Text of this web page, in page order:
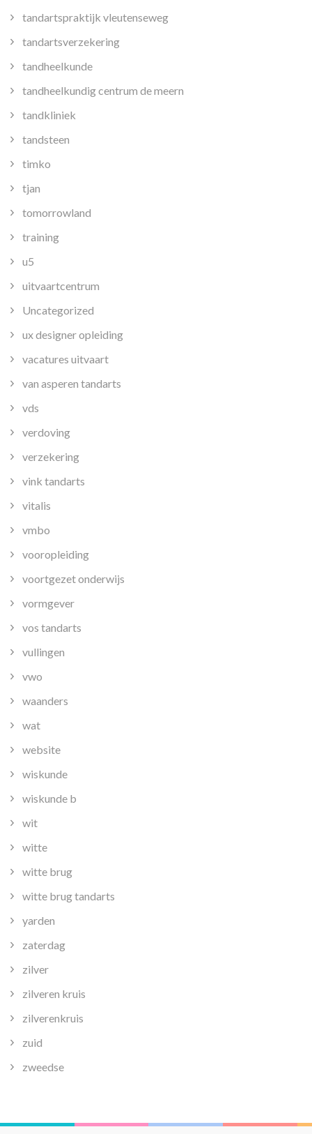
tandartspraktijk vleutenseweg
tandartsverzekering
tandheelkunde
tandheelkundig centrum de meern
tandkliniek
tandsteen
timko
tjan
tomorrowland
training
u5
uitvaartcentrum
Uncategorized
ux designer opleiding
vacatures uitvaart
van asperen tandarts
vds
verdoving
verzekering
vink tandarts
vitalis
vmbo
vooropleiding
voortgezet onderwijs
vormgever
vos tandarts
vullingen
vwo
waanders
wat
website
wiskunde
wiskunde b
wit
witte
witte brug
witte brug tandarts
yarden
zaterdag
zilver
zilveren kruis
zilverenkruis
zuid
zweedse